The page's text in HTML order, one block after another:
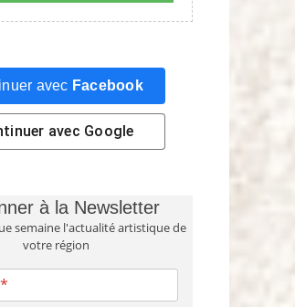
avec Facebook
avec Google
à la Newsletter
semaine l'actualité artistique de
votre région